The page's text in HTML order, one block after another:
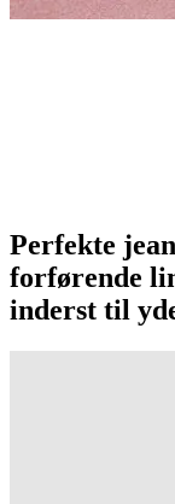
Perfekte
forførende
inderst til